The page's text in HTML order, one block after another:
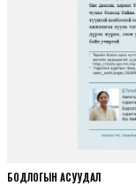
БОДЛОГЫН АСУУДАЛ